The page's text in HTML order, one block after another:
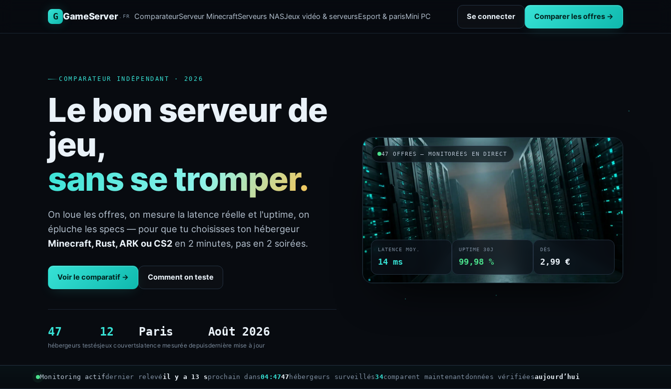
G GameServer .FR ComparateurServeur MinecraftServeurs NASJeux vidéo & serveursEsport & parisMini PC Se connecter Comparer les offres →
COMPARATEUR INDÉPENDANT · 2026
Le bon serveur de
jeu,
sans se tromper.
On loue les offres, on mesure la latence réelle et l'uptime, on
épluche les specs — pour que tu choisisses ton hébergeur
Minecraft, Rust, ARK ou CS2 en 2 minutes, pas en 2 soirées.
Voir le comparatif → Comment on teste
47
hébergeurs testés
12
jeux couverts
Paris
latence mesurée depuis
Août 2026
dernière mise à jour
47 OFFRES — MONITORÉES EN DIRECT
LATENCE MOY.
14 ms
UPTIME 30J
99,98 %
DÈS
2,99 €
Monitoring actifdernier relevé il y a 14 sprochain dans04:4647 hébergeurs surveillés34comparent maintenantdonnées vérifiéesaujourd’hui